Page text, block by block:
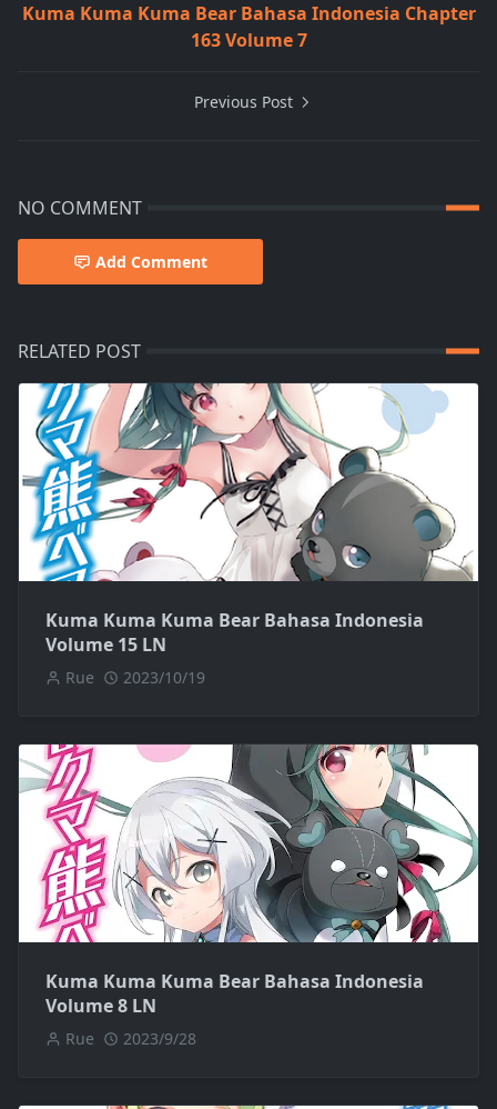
Kuma Kuma Kuma Bear Bahasa Indonesia Chapter
163 Volume 7
Previous Post
NO COMMENT
Add Comment
RELATED POST
Kuma Kuma Kuma Bear Bahasa Indonesia
Volume 15 LN
Rue 2023/10/19
Kuma Kuma Kuma Bear Bahasa Indonesia
Volume 8 LN
Rue 2023/9/28